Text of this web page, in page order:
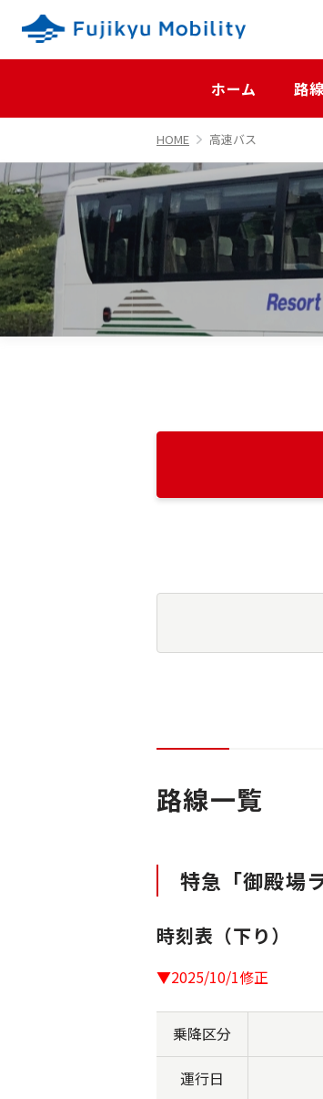
ホーム 路
HOME 高速バス
路線一覧
特急「御殿場
時刻表（下り）
▼2025/10/1修正
乗降区分
運行日